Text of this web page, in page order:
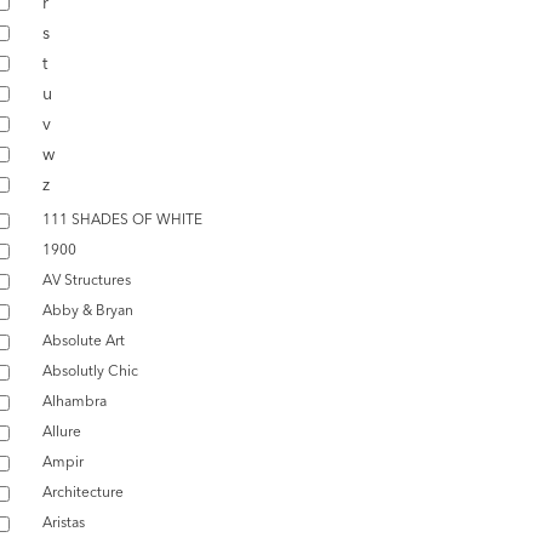
s
t
u
v
w
z
111 SHADES OF WHITE
1900
AV Structures
Abby & Bryan
Absolute Art
Absolutly Chic
Alhambra
Allure
Ampir
Architecture
Aristas